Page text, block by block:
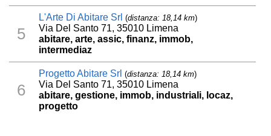
5
L'Arte Di Abitare Srl (distanza: 18,14 km)
Via Del Santo 71, 35010 Limena
abitare, arte, assic, finanz, immob,
intermediaz
6
Progetto Abitare Srl (distanza: 18,14 km)
Via Del Santo 71, 35010 Limena
abitare, gestione, immob, industriali, locaz,
progetto